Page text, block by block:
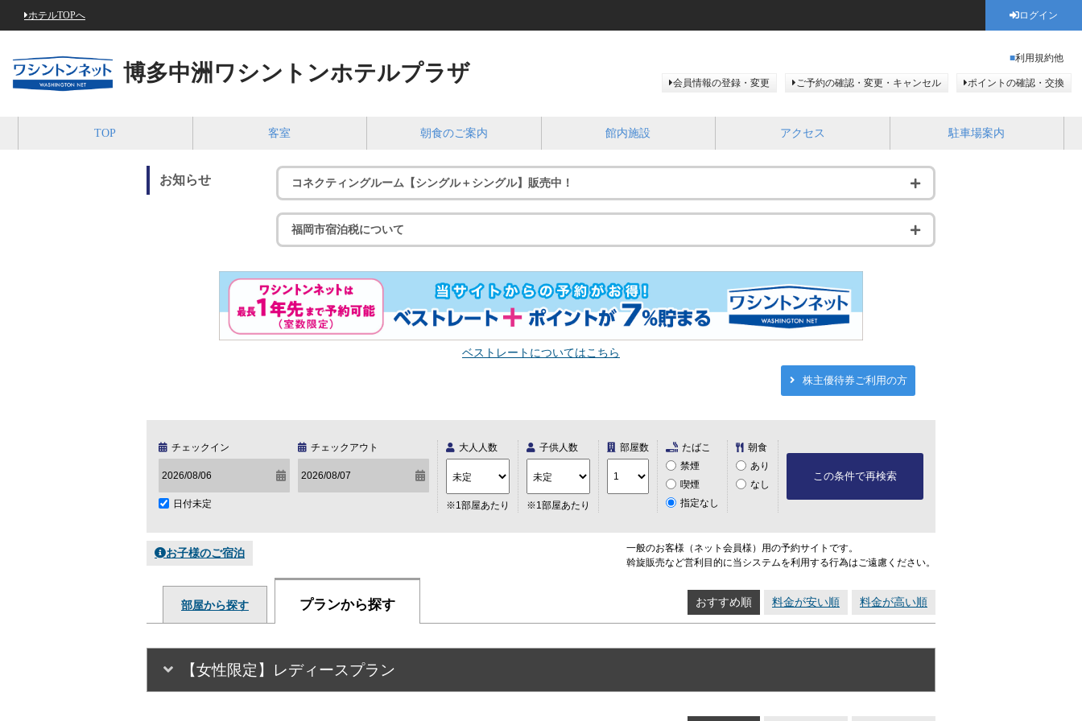
ホテルTOPへ ログイン
博多中洲ワシントンホテルプラザ
利用規約他
会員情報の登録・変更 ご予約の確認・変更・キャンセル ポイントの確認・交換
TOP 客室 朝食のご案内 館内施設 アクセス 駐車場案内
お知らせ コネクティングルーム【シングル＋シングル】販売中！
福岡市宿泊税について
ベストレートについてはこちら
株主優待券ご利用の方
チェックイン チェックアウト
日付未定
大人人数
※1部屋あたり
子供人数
※1部屋あたり
部屋数
たばこ
禁煙
喫煙
指定なし
朝食
あり
なし
この条件で再検索
お子様のご宿泊
一般のお客様（ネット会員様）用の予約サイトです。
斡旋販売など営利目的に当システムを利用する行為はご遠慮ください。
部屋から探す プランから探す おすすめ順 料金が安い順 料金が高い順
【女性限定】レディースプラン